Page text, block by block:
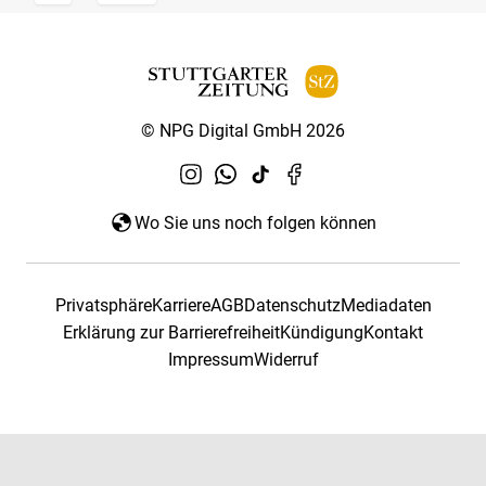
© NPG Digital GmbH 2026
Wo Sie uns noch folgen können
PrivatsphäreKarriereAGBDatenschutzMediadaten
Erklärung zur BarrierefreiheitKündigungKontakt
ImpressumWiderruf